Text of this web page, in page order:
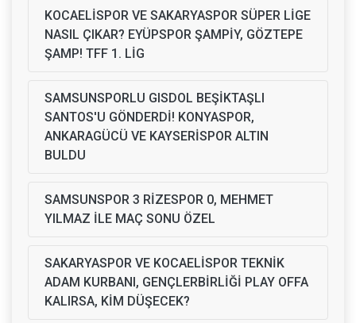
KOCAELİSPOR VE SAKARYASPOR SÜPER LİGE
NASIL ÇIKAR? EYÜPSPOR ŞAMPİY, GÖZTEPE
ŞAMP! TFF 1. LİG
SAMSUNSPORLU GISDOL BEŞİKTAŞLI
SANTOS'U GÖNDERDİ! KONYASPOR,
ANKARAGÜCÜ VE KAYSERİSPOR ALTIN
BULDU
SAMSUNSPOR 3 RİZESPOR 0, MEHMET
YILMAZ İLE MAÇ SONU ÖZEL
SAKARYASPOR VE KOCAELİSPOR TEKNİK
ADAM KURBANI, GENÇLERBİRLİĞİ PLAY OFFA
KALIRSA, KİM DÜŞECEK?